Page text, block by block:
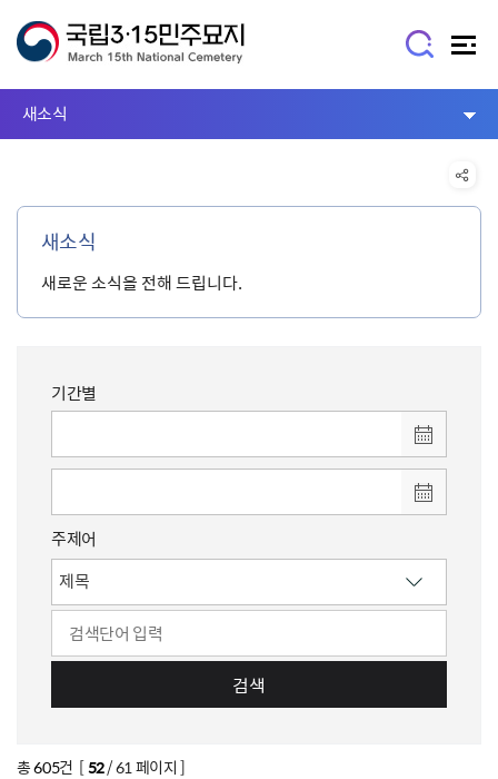
새소식
새소식
새로운 소식을 전해 드립니다.
기간별
주제어
검색
총605건 [52/ 61 페이지 ]